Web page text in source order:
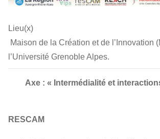
Lieu(x)
Maison de la Création et de l’Innovation
l’Université Grenoble Alpes.
Axe : « Intermédialité et
RESCAM